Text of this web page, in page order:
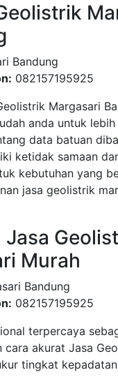
Bandung
082157195925
Margasari
anda untuk
data batuan
ketidak samaan
kebutuhan yang
jasa geolistrik
Jasa
Murah
Bandung
082157195925
terpercaya
cara akurat Jasa
tingkat